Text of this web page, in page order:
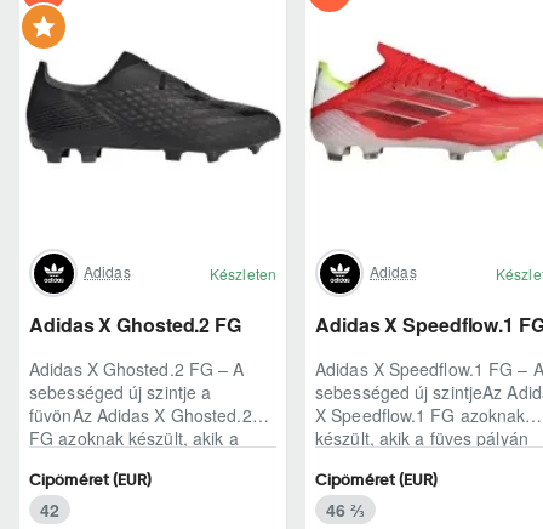
Adidas Készleten
Adidas X Ghosted.2 FG
Adidas X Ghosted.2 FG – A
sebességed új szintje a
füvönAz Adidas X Ghosted.2
FG azoknak készült, akik a
pillanataiban is azonnal r..
Cipőméret (EUR)
42
Adidas
Adidas X Speedflow.1
Adidas X Speedflow.1 FG – A
sebességed új szintjeAz
X Speedflow.1 FG azoknak
készült, akik a füves pályán
ritmust diktál..
Cipőméret (EUR)
46 ⅔